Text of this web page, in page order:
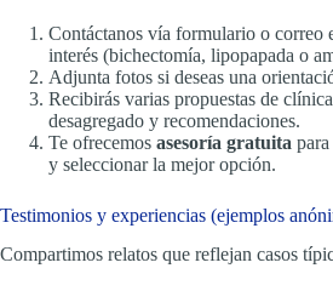
Contáctanos vía formulario o correo
interés (bichectomía, lipopapada o
Adjunta fotos si deseas una
Recibirás varias propuestas de
desagregado y recomendaciones.
Te ofrecemos asesoría gratuita
y seleccionar la mejor opción.
Testimonios y experiencias (ejemplos
Compartimos relatos que reflejan casos